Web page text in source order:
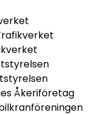
Åkeriföretag